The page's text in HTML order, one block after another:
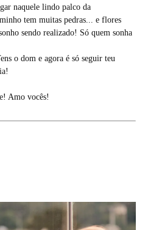
naquele lindo palco da
tem muitas pedras... e flores
sendo realizado! Só quem sonha
o dom e agora é só seguir teu
Amo vocês!